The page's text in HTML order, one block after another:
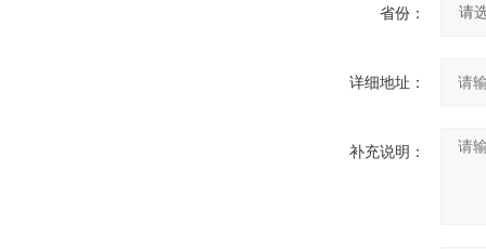
省份：
详细地址：
补充说明：